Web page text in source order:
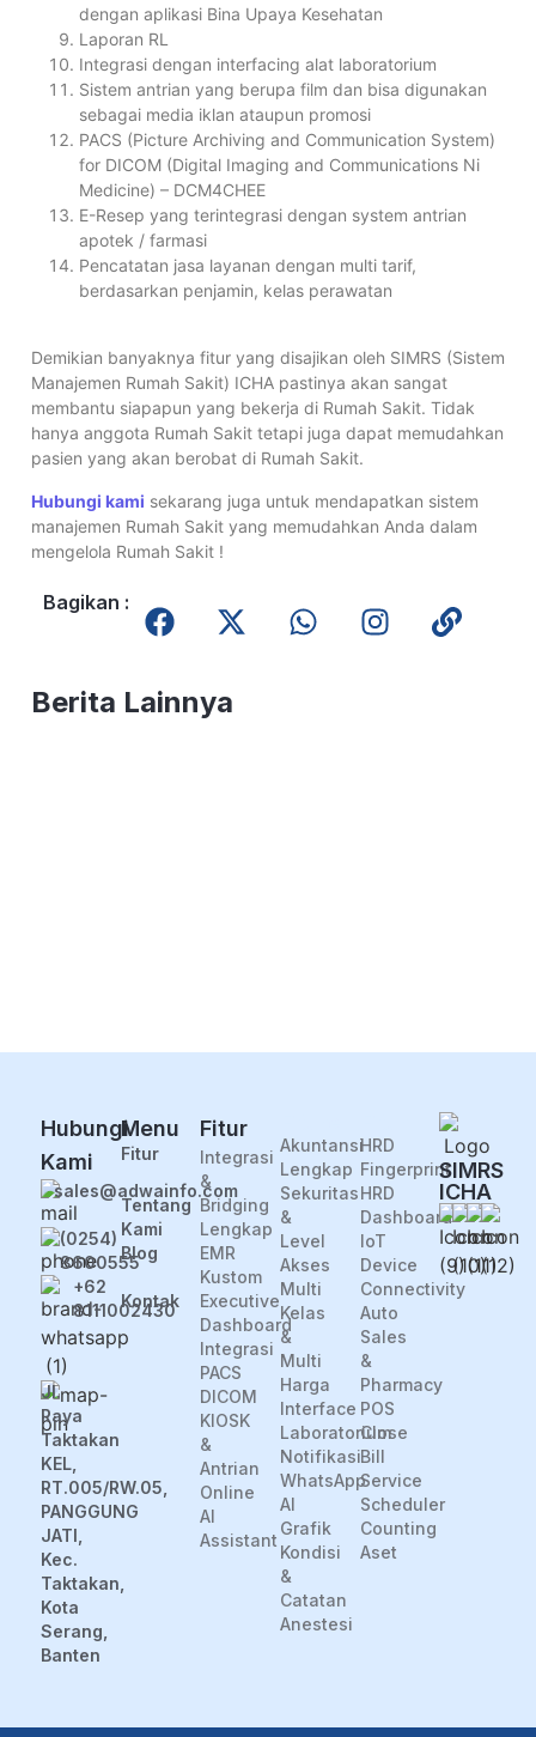
dengan aplikasi Bina Upaya Kesehatan
Laporan RL
Integrasi dengan interfacing alat laboratorium
Sistem antrian yang berupa film dan bisa digunakan
sebagai media iklan ataupun promosi
PACS (Picture Archiving and Communication System)
for DICOM (Digital Imaging and Communications Ni
Medicine) – DCM4CHEE
E-Resep yang terintegrasi dengan system antrian
apotek / farmasi
Pencatatan jasa layanan dengan multi tarif,
berdasarkan penjamin, kelas perawatan
Demikian banyaknya fitur yang disajikan oleh SIMRS (Sistem
Manajemen Rumah Sakit) ICHA pastinya akan sangat
membantu siapapun yang bekerja di Rumah Sakit. Tidak
hanya anggota Rumah Sakit tetapi juga dapat memudahkan
pasien yang akan berobat di Rumah Sakit.
Hubungi kami sekarang juga untuk mendapatkan sistem
manajemen Rumah Sakit yang memudahkan Anda dalam
mengelola Rumah Sakit !
Bagikan :
Berita Lainnya
Hubungi
Kami
sales@adwainfo.com
(0254)
8600555
+62
8111002430
Jl.
Raya
Taktakan
KEL,
RT.005/RW.05,
PANGGUNG
JATI,
Kec.
Taktakan,
Kota
Serang,
Banten
Menu
Fitur
Tentang
Kami
Blog
Kontak
Fitur
Integrasi
&
Bridging
Lengkap
EMR
Kustom
Executive
Dashboard
Integrasi
PACS
DICOM
KIOSK
&
Antrian
Online
AI
Assistant
Akuntansi
Lengkap
Sekuritas
&
Level
Akses
Multi
Kelas
&
Multi
Harga
Interface
Laboratorium
Notifikasi
WhatsApp
AI
Grafik
Kondisi
&
Catatan
Anestesi
HRD
Fingerprint
HRD
Dashboard
IoT
Device
Connectivity
Auto
Sales
&
Pharmacy
POS
Close
Bill
Service
Scheduler
Counting
Aset
SIMRS
ICHA